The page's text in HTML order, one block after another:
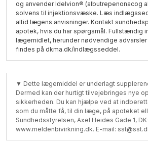
og anvender Idelvion® (albutrepenonacog
solvens til injektionsvæske. Læs
altid lægens anvisninger. Kontakt
apotek, hvis du har spørgsmål. Fullstændig
lægemidlet, herunder nødvendige
findes på dkma.dk/indlægsseddel.
▼ Dette lægemiddel er underlagt
Dermed kan der hurtigt tilvejebringes nye
sikkerheden. Du kan hjælpe ved at
som du måtte få, til din læge, på apoteket
Sundhedsstyrelsen, Axel Heides Gade 1,
www.meldenbivirkning.dk. E-mail: